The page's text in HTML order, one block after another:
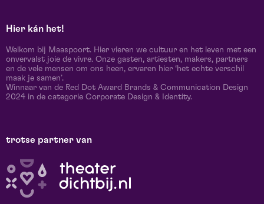
Hier kán het!
Welkom bij Maaspoort. Hier vieren we cultuur en het leven met een
onvervalst joie de vivre. Onze gasten, artiesten, makers, partners
en de vele mensen om ons heen, ervaren hier ‘het echte verschil
maak je samen’.
Winnaar van de Red Dot Award Brands & Communication Design
2024 in de categorie Corporate Design & Identity.
trotse partner van